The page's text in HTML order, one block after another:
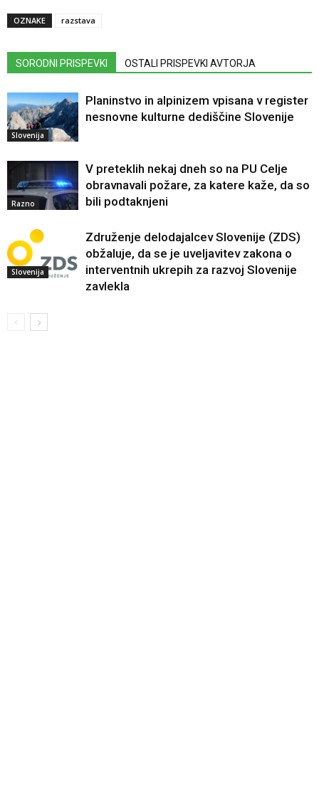
OZNAKE razstava
SORODNI PRISPEVKI OSTALI PRISPEVKI AVTORJA
Slovenija
Planinstvo in alpinizem vpisana v register
nesnovne kulturne dediščine Slovenije
Razno
V preteklih nekaj dneh so na PU Celje
obravnavali požare, za katere kaže, da so
bili podtaknjeni
Slovenija
Združenje delodajalcev Slovenije (ZDS)
obžaluje, da se je uveljavitev zakona o
interventnih ukrepih za razvoj Slovenije
zavlekla